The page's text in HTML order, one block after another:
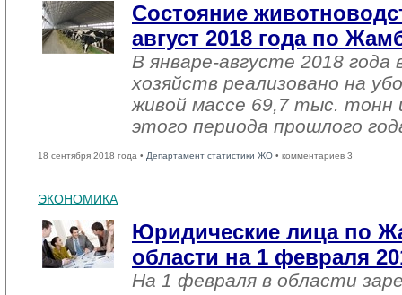
Состояние
август 2018 года по
В январе-августе 2018 года
хозяйств реализовано на
живой массе 69,7 тыс. тонн
этого периода прошлого
18 сентября 2018 года • Департамент статистики ЖО • комментариев 3
ЭКОНОМИКА
Юридические лица по
области на 1 февраля
На 1 февраля в области